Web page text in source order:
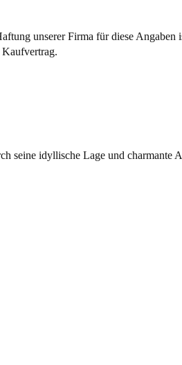
unserer Firma für diese
Kaufvertrag.
seine idyllische Lage und